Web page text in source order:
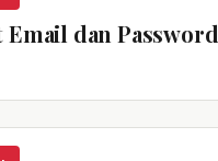
Email dan Password